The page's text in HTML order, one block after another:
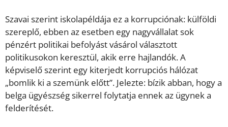
Szavai szerint iskolapéldája ez a korrupciónak: külföldi
szereplő, ebben az esetben egy nagyvállalat sok
pénzért politikai befolyást vásárol választott
politikusokon keresztül, akik erre hajlandók. A
képviselő szerint egy kiterjedt korrupciós hálózat
„bomlik ki a szemünk előtt”. Jelezte: bízik abban, hogy a
belga ügyészség sikerrel folytatja ennek az ügynek a
felderítését.